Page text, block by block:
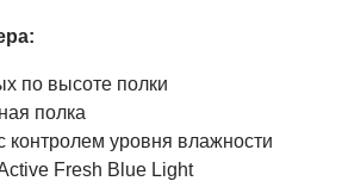
по высоте полки
полка
контролем уровня влажности
Fresh Blue Light